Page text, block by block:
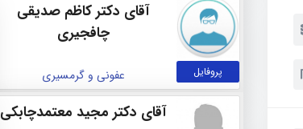
پروفایل
آقای دکتر کاظم صدیقی
چافجیری
عفونی و گرمسیری
آقای دکتر مجید معتمدچابکی